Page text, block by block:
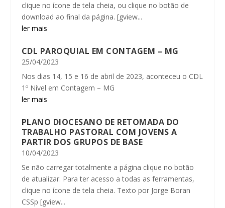
clique no ícone de tela cheia, ou clique no botão de
download ao final da página. [gview...
ler mais
CDL PAROQUIAL EM CONTAGEM – MG
25/04/2023
Nos dias 14, 15 e 16 de abril de 2023, aconteceu o CDL
1º Nível em Contagem – MG
ler mais
PLANO DIOCESANO DE RETOMADA DO
TRABALHO PASTORAL COM JOVENS A
PARTIR DOS GRUPOS DE BASE
10/04/2023
Se não carregar totalmente a página clique no botão
de atualizar. Para ter acesso a todas as ferramentas,
clique no ícone de tela cheia. Texto por Jorge Boran
CSSp [gview...